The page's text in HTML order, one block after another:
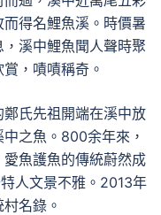
得名鯉魚溪。時價暑
溪中鯉魚聞人聲時聚
，嘖嘖稱奇。
鄭氏先祖開端在溪中放
之魚。800余年來，
魚護魚的傳統蔚然成
人文景不雅。2013年
名錄。